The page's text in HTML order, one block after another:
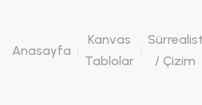
Anasayfa
Kanvas
Tablolar
Sürrealist
/ Çizim